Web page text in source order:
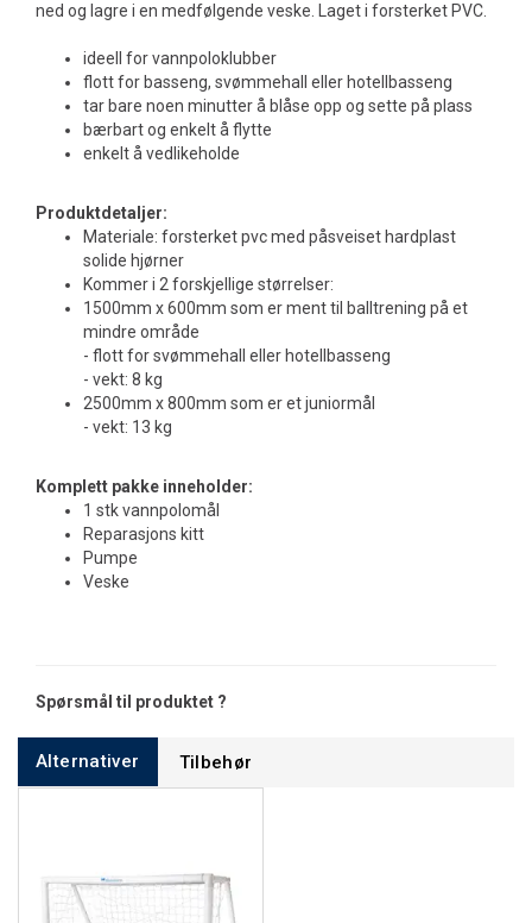
ned og lagre i en medfølgende veske. Laget i forsterket PVC.
ideell for vannpoloklubber
flott for basseng, svømmehall eller hotellbasseng
tar bare noen minutter å blåse opp og sette på plass
bærbart og enkelt å flytte
enkelt å vedlikeholde
Produktdetaljer:
Materiale: forsterket pvc med påsveiset hardplast
solide hjørner
Kommer i 2 forskjellige størrelser:
1500mm x 600mm som er ment til balltrening på et
mindre område
- flott for svømmehall eller hotellbasseng
- vekt: 8 kg
2500mm x 800mm som er et juniormål
- vekt: 13 kg
Komplett pakke inneholder:
1 stk vannpolomål
Reparasjons kitt
Pumpe
Veske
Spørsmål til produktet ?
Alternativer Tilbehør